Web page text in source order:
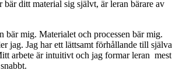
bär ditt material sig självt, är leran bärare av
bär mig. Materialet och processen bär mig.
jag. Jag har ett lättsamt förhållande till själva
arbete är intuitivt och jag formar leran mest